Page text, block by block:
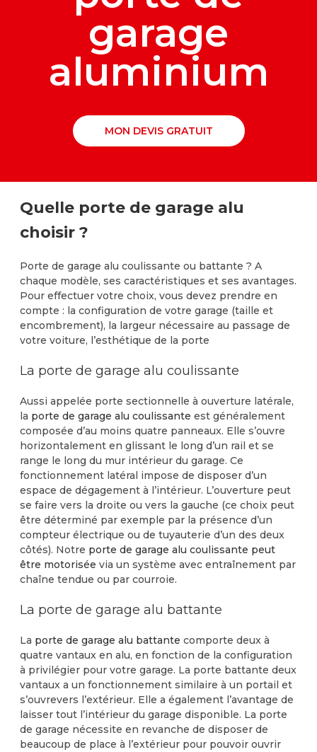
garage
aluminium
MON DEVIS GRATUIT
Quelle porte de garage alu
choisir ?
Porte de garage alu coulissante ou battante ? A
chaque modèle, ses caractéristiques et ses avantages.
Pour effectuer votre choix, vous devez prendre en
compte : la configuration de votre garage (taille et
encombrement), la largeur nécessaire au passage de
votre voiture, l’esthétique de la porte
La porte de garage alu coulissante
Aussi appelée porte sectionnelle à ouverture latérale,
la porte de garage alu coulissante est généralement
composée d’au moins quatre panneaux. Elle s’ouvre
horizontalement en glissant le long d’un rail et se
range le long du mur intérieur du garage. Ce
fonctionnement latéral impose de disposer d’un
espace de dégagement à l’intérieur. L’ouverture peut
se faire vers la droite ou vers la gauche (ce choix peut
être déterminé par exemple par la présence d’un
compteur électrique ou de tuyauterie d’un des deux
côtés). Notre porte de garage alu coulissante peut
être motorisée via un système avec entraînement par
chaîne tendue ou par courroie.
La porte de garage alu battante
La porte de garage alu battante comporte deux à
quatre vantaux en alu, en fonction de la configuration
à privilégier pour votre garage. La porte battante deux
vantaux a un fonctionnement similaire à un portail et
s’ouvrevers l’extérieur. Elle a également l’avantage de
laisser tout l’intérieur du garage disponible. La porte
de garage nécessite en revanche de disposer de
beaucoup de place à l’extérieur pour pouvoir ouvrir